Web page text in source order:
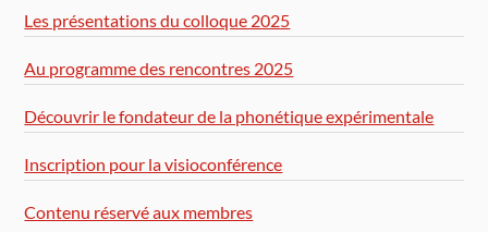
Les présentations du colloque 2025
Au programme des rencontres 2025
Découvrir le fondateur de la phonétique expérimentale
Inscription pour la visioconférence
Contenu réservé aux membres